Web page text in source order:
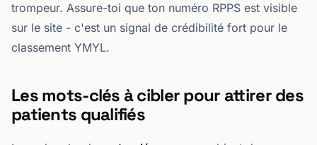
trompeur. Assure-toi que ton numéro RPPS est visible
sur le site - c'est un signal de crédibilité fort pour le
classement YMYL.
Les mots-clés à cibler pour attirer des
patients qualifiés